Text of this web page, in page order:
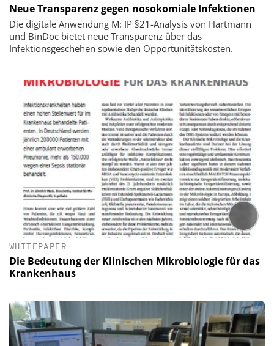
Neue Transparenz gegen nosokomiale Infektionen
Die digitale Anwendung M: IP §21-Analysis von Hartmann
und BinDoc bietet neue Transparenz über das
Infektionsgeschehen sowie den Opportunitätskosten.
WHITEPAPER
Die Bedeutung der Klinischen Mikrobiologie für das
Krankenhaus